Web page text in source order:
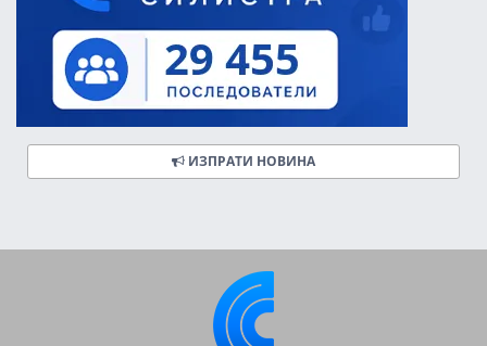
ИЗПРАТИ НОВИНА